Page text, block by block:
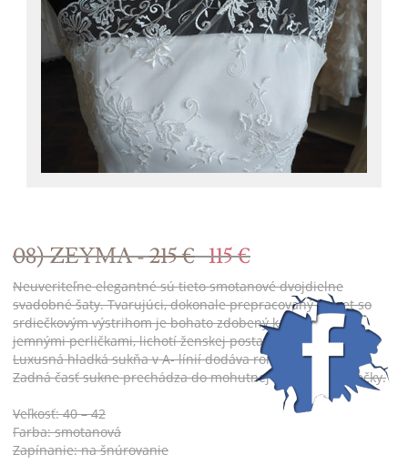
08) ZEYMA -215 € 115 €
Neuveriteľne elegantné sú tieto smotanové dvojdielne
svadobné šaty. Tvarujúci, dokonale prepracovaný korzet so
srdiečkovým výstrihom je bohato zdobený kamienkami a
jemnými perličkami, lichotí ženskej postave a zoštíhľuje pás.
Luxusná hladká sukňa v A- línií dodáva romantický vzhľad.
Zadná časť sukne prechádza do mohutnej nazberanej vlečky.
Veľkosť: 40 – 42
Farba: smotanová
Zapínanie: na šnúrovanie